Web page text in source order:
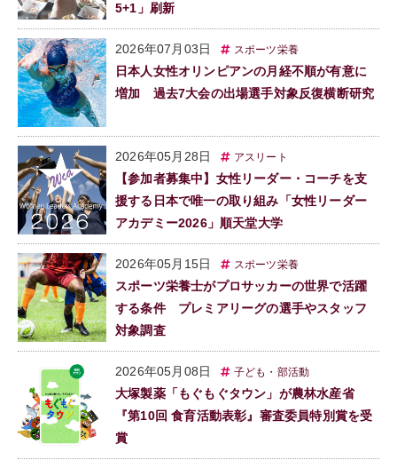
5+1」刷新
2026年07月03日 スポーツ栄養
日本人女性オリンピアンの月経不順が有意に
増加 過去7大会の出場選手対象反復横断研究
2026年05月28日 アスリート
【参加者募集中】女性リーダー・コーチを支
援する日本で唯一の取り組み「女性リーダー
アカデミー2026」順天堂大学
2026年05月15日 スポーツ栄養
スポーツ栄養士がプロサッカーの世界で活躍
する条件 プレミアリーグの選手やスタッフ
対象調査
2026年05月08日 子ども・部活動
大塚製薬「もぐもぐタウン」が農林水産省
『第10回 食育活動表彰』審査委員特別賞を受
賞